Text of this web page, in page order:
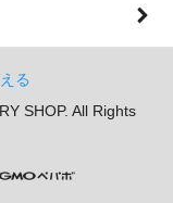
る
SHOP. All Rights